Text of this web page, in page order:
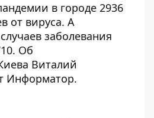
в городе 2936
от вируса. А
заболевания
Об
Виталий
Информатор.